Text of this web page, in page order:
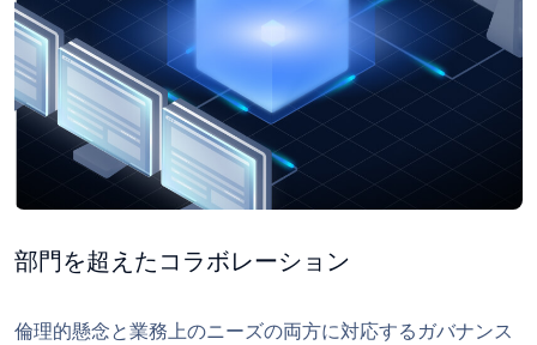
部門を超えたコラボレーション
倫理的懸念と業務上のニーズの両方に対応するガバナンス